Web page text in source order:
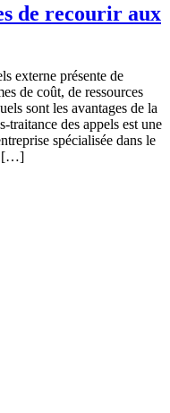
de recourir aux
externe présente de
de coût, de ressources
sont les avantages de la
traitance des appels est une
spécialisée dans le
[…]